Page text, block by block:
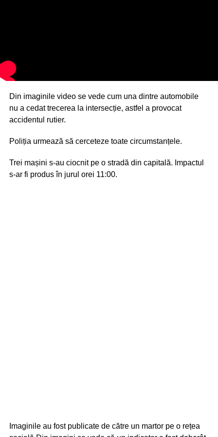
Din imaginile video se vede cum una dintre automobile
nu a cedat trecerea la intersecție, astfel a provocat
accidentul rutier.
Poliția urmează să cerceteze toate circumstanțele.
Trei mașini s-au ciocnit pe o stradă din capitală. Impactul
s-ar fi produs în jurul orei 11:00.
Imaginile au fost publicate de către un martor pe o rețea